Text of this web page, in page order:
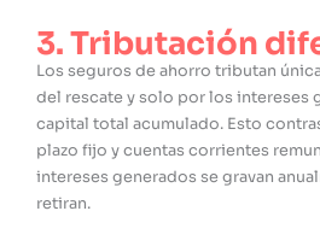
3. Tributación
Los seguros de ahorro tributan
del rescate y solo por los intereses
capital total acumulado. Esto
plazo fijo y cuentas corrientes
intereses generados se gravan
retiran.